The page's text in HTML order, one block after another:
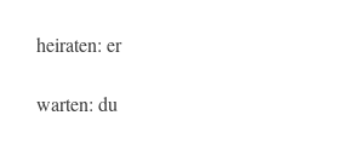
heiraten: er
warten: du